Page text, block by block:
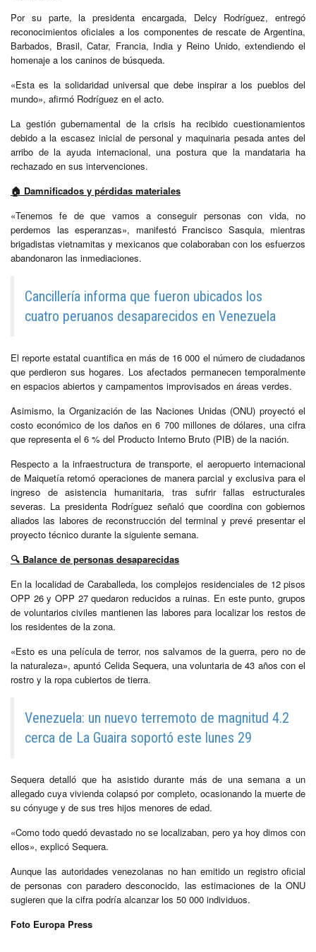
Por su parte, la presidenta encargada, Delcy Rodríguez, entregó
reconocimientos oficiales a los componentes de rescate de Argentina,
Barbados, Brasil, Catar, Francia, India y Reino Unido, extendiendo el
homenaje a los caninos de búsqueda.
«Esta es la solidaridad universal que debe inspirar a los pueblos del
mundo», afirmó Rodríguez en el acto.
La gestión gubernamental de la crisis ha recibido cuestionamientos
debido a la escasez inicial de personal y maquinaria pesada antes del
arribo de la ayuda internacional, una postura que la mandataria ha
rechazado en sus intervenciones.
🏠 Damnificados y pérdidas materiales
«Tenemos fe de que vamos a conseguir personas con vida, no
perdemos las esperanzas», manifestó Francisco Sasquia, mientras
brigadistas vietnamitas y mexicanos que colaboraban con los esfuerzos
abandonaron las inmediaciones.
Cancillería informa que fueron ubicados los
cuatro peruanos desaparecidos en Venezuela
El reporte estatal cuantifica en más de 16 000 el número de ciudadanos
que perdieron sus hogares. Los afectados permanecen temporalmente
en espacios abiertos y campamentos improvisados en áreas verdes.
Asimismo, la Organización de las Naciones Unidas (ONU) proyectó el
costo económico de los daños en 6 700 millones de dólares, una cifra
que representa el 6 % del Producto Interno Bruto (PIB) de la nación.
Respecto a la infraestructura de transporte, el aeropuerto internacional
de Maiquetía retomó operaciones de manera parcial y exclusiva para el
ingreso de asistencia humanitaria, tras sufrir fallas estructurales
severas. La presidenta Rodríguez señaló que coordina con gobiernos
aliados las labores de reconstrucción del terminal y prevé presentar el
proyecto técnico durante la siguiente semana.
🔍 Balance de personas desaparecidas
En la localidad de Caraballeda, los complejos residenciales de 12 pisos
OPP 26 y OPP 27 quedaron reducidos a ruinas. En este punto, grupos
de voluntarios civiles mantienen las labores para localizar los restos de
los residentes de la zona.
«Esto es una película de terror, nos salvamos de la guerra, pero no de
la naturaleza», apuntó Celida Sequera, una voluntaria de 43 años con el
rostro y la ropa cubiertos de tierra.
Venezuela: un nuevo terremoto de magnitud 4.2
cerca de La Guaira soportó este lunes 29
Sequera detalló que ha asistido durante más de una semana a un
allegado cuya vivienda colapsó por completo, ocasionando la muerte de
su cónyuge y de sus tres hijos menores de edad.
«Como todo quedó devastado no se localizaban, pero ya hoy dimos con
ellos», explicó Sequera.
Aunque las autoridades venezolanas no han emitido un registro oficial
de personas con paradero desconocido, las estimaciones de la ONU
sugieren que la cifra podría alcanzar los 50 000 individuos.
Foto Europa Press